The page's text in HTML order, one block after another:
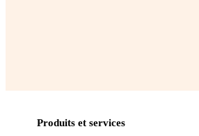
Produits et services